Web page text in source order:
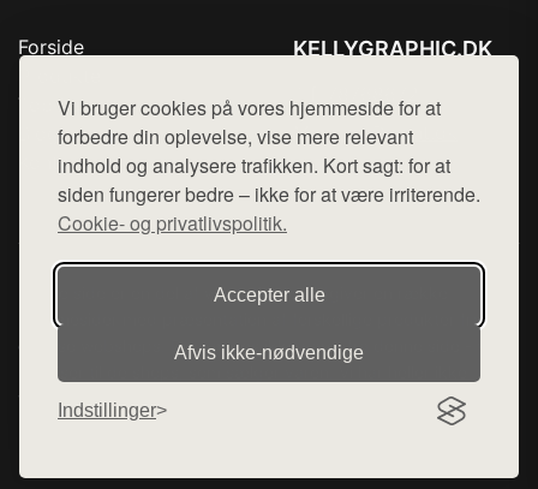
Vi bruger cookies på vores hjemmeside for at
forbedre din oplevelse, vise mere relevant
indhold og analysere trafikken. Kort sagt: for at
siden fungerer bedre – ikke for at være irriterende.
Cookie- og privatlivspolitik.
Accepter alle
Afvis ikke‑nødvendige
Indstillinger
Forside
Top Rabatter
Blog
Kontakt
KELLYGRAPHIC.DK
Mail: hej@want.dk
Cookie- og privatlivspolitik
Denne side er en del af want.dk, der udgiver en række
hjemmesider med præsentation af forskellige produkter fra
diverse webshops. Der sælges ikke varer fra denne side - vi
varerne på lager.